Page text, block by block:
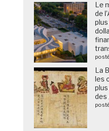
Le
de
La
les
des